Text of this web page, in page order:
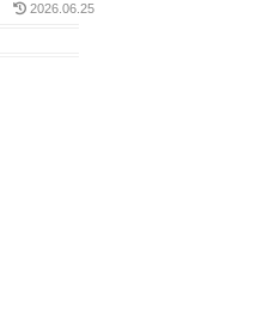
2026.06.25